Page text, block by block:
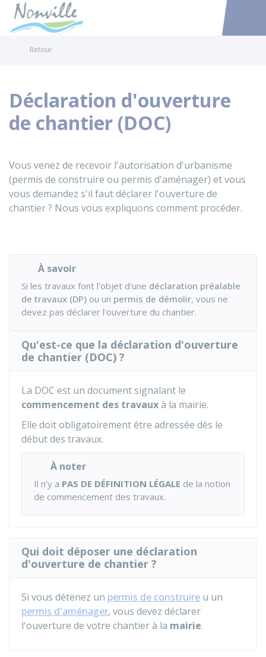
Accéder
Retour
Déclaration d'ouverture
de chantier (DOC)
Vous venez de recevoir l'autorisation d'urbanisme
(permis de construire ou permis d'aménager) et vous
vous demandez s'il faut déclarer l'ouverture de
chantier ? Nous vous expliquons comment procéder.
À savoir
Si les travaux font l'objet d'une déclaration préalable
de travaux (DP) ou un permis de démolir, vous ne
devez pas déclarer l'ouverture du chantier.
Qu'est-ce que la déclaration d'ouverture
de chantier (DOC) ?
La DOC est un document signalant le
commencement des travauxà la mairie.
Elle doit obligatoirement être adressée dès le
début des travaux.
À noter
Il n'y a PAS DE DÉFINITION LÉGALE de la notion
de commencement des travaux.
Qui doit déposer une déclaration
d'ouverture de chantier ?
Si vous détenez un permis de construire u un
permis d'aménager, vous devez déclarer
l'ouverture de votre chantier à la mairie.